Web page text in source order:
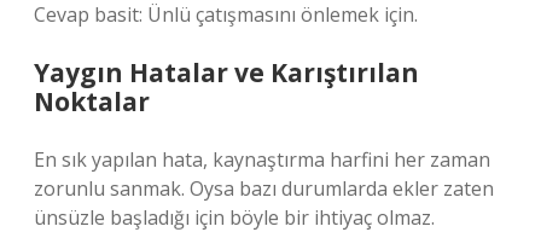
Cevap basit: Ünlü çatışmasını önlemek için.
Yaygın Hatalar ve Karıştırılan
Noktalar
En sık yapılan hata, kaynaştırma harfini her zaman
zorunlu sanmak. Oysa bazı durumlarda ekler zaten
ünsüzle başladığı için böyle bir ihtiyaç olmaz.